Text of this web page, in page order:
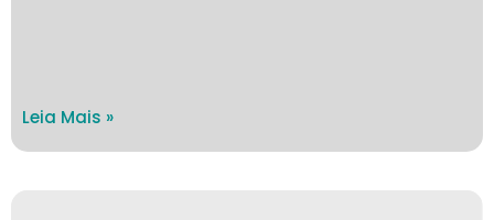
Leia Mais »